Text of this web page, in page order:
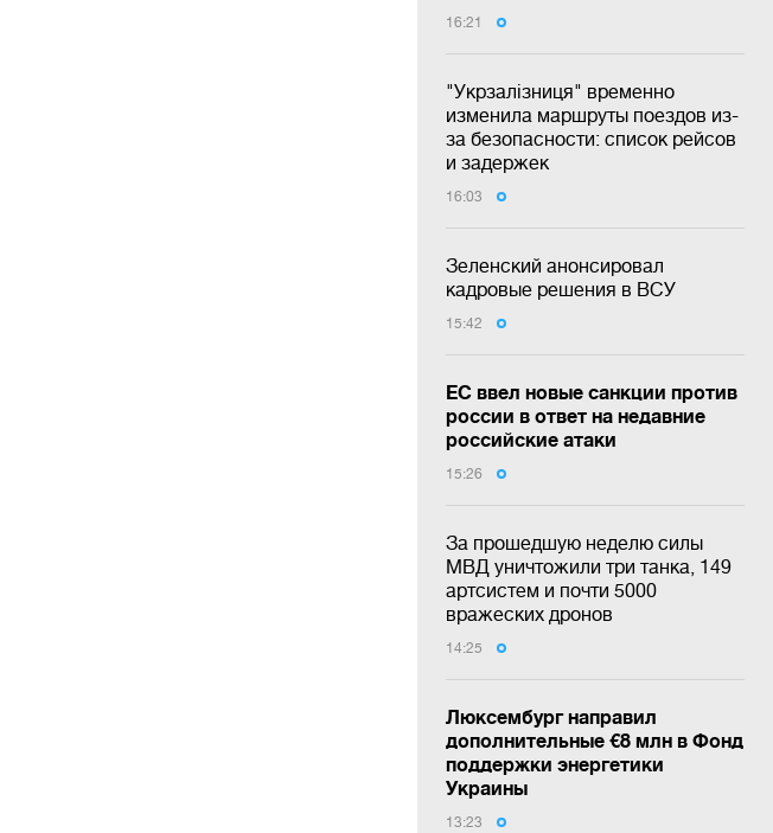
16:21
"Укрзалізниця" временно
изменила маршруты поездов из-
за безопасности: список рейсов
и задержек
16:03
Зеленский анонсировал
кадровые решения в ВСУ
15:42
ЕС ввел новые санкции против
россии в ответ на недавние
российские атаки
15:26
За прошедшую неделю силы
МВД уничтожили три танка, 149
артсистем и почти 5000
вражеских дронов
14:25
Люксембург направил
дополнительные €8 млн в Фонд
поддержки энергетики
Украины
13:23